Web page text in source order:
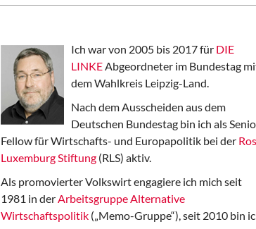
Ich war von 2005 bis 2017 für DIE
LINKEAbgeordneter im Bundestag
dem Wahlkreis Leipzig-Land.
Nach dem Ausscheiden aus dem
Deutschen Bundestag bin ich als
Fellow für Wirtschafts- und Europapolitik bei der
Luxemburg Stiftung (RLS) aktiv.
Als promovierter Volkswirt engagiere ich mich seit
1981 in derArbeitsgruppe Alternative
Wirtschaftspolitik („Memo-Gruppe“), seit 2010 bin